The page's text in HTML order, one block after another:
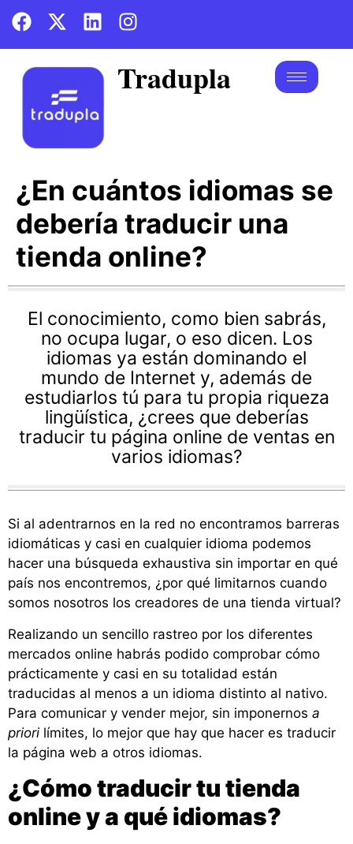
Tradupla
¿En cuántos idiomas se
debería traducir una
tienda online?
El conocimiento, como bien sabrás,
no ocupa lugar, o eso dicen. Los
idiomas ya están dominando el
mundo de Internet y, además de
estudiarlos tú para tu propia riqueza
lingüística, ¿crees que deberías
traducir tu página online de ventas en
varios idiomas?
Si al adentrarnos en la red no encontramos barreras
idiomáticas y casi en cualquier idioma podemos
hacer una búsqueda exhaustiva sin importar en qué
país nos encontremos, ¿por qué limitarnos cuando
somos nosotros los creadores de una tienda virtual?
Realizando un sencillo rastreo por los diferentes
mercados online habrás podido comprobar cómo
prácticamente y casi en su totalidad están
traducidas al menos a un idioma distinto al nativo.
Para comunicar y vender mejor, sin imponernos a
priorilímites, lo mejor que hay que hacer es traducir
la página web a otros idiomas.
¿Cómo traducir tu tienda
online y a qué idiomas?